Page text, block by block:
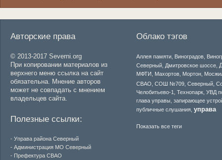
Авторские права
© 2013-2017 Severni.org
При копировании материалов из
верхнего меню ссылка на сайт
обязательна. Мнение авторов
может не совпадать с мнением
владельцев сайта.
Полезные ссылки:
- Управа района Северный
- Администрация МО Северный
- Префектура СВАО
Облако тэгов
Аллея памяти Виноградов
Северный Дмитровское шоссе
МФТИ Махортов Мортон
СВАО СОШ №709 Северный
Челобитьево-1
Технопарк УВД
глава управы запирающее
публичные слушания управа
Показать все теги